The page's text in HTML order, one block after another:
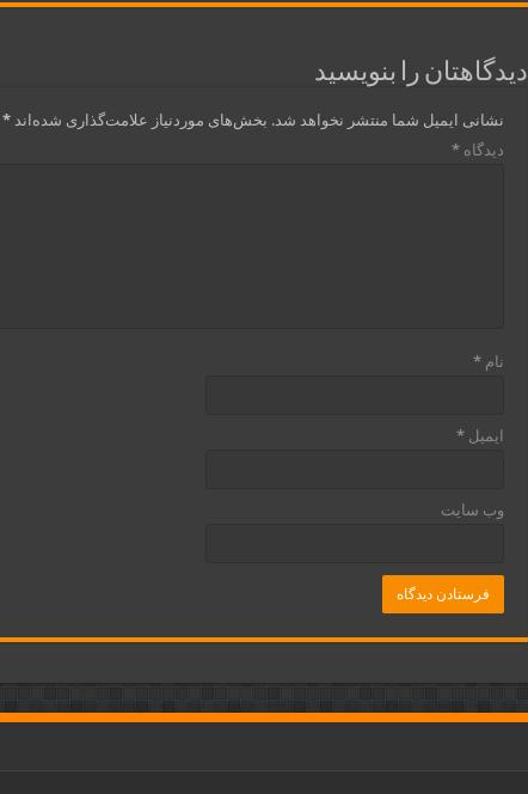
دیدگاهتان را بنویسید
نشانی ایمیل شما منتشر نخواهد شد. بخش‌های موردنیاز علامت‌گذاری شده‌اند*
دیدگاه*
نام*
ایمیل*
وب‌ سایت